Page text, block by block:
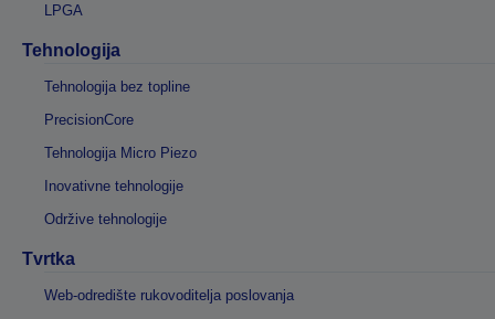
LPGA
Tehnologija
Tehnologija bez topline
PrecisionCore
Tehnologija Micro Piezo
Inovativne tehnologije
Održive tehnologije
Tvrtka
Web-odredište rukovoditelja poslovanja